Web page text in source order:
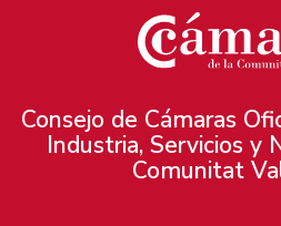
Consejo de Cámaras
Industria, Servicios y
Comunitat